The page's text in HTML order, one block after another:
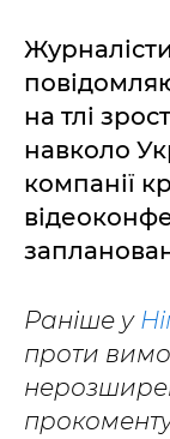
на тлі
навколо
компанії
Раніше у
проти